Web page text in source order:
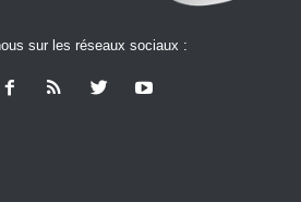
sur les réseaux sociaux :